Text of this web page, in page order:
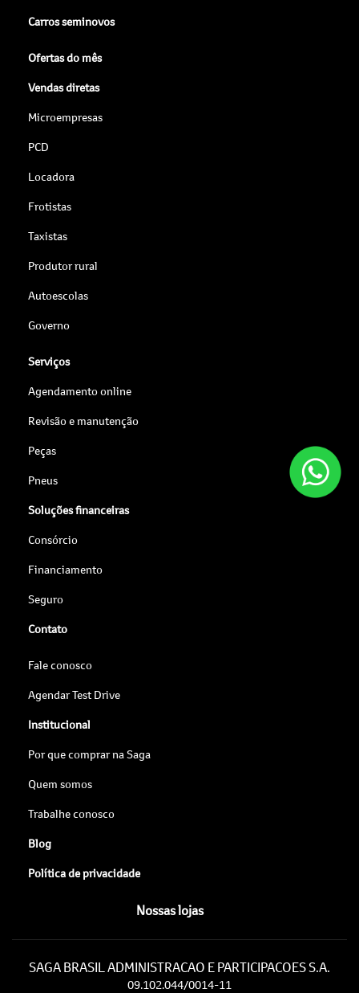
Carros seminovos
Ofertas do mês
Vendas diretas
Microempresas
PCD
Locadora
Frotistas
Taxistas
Produtor rural
Autoescolas
Governo
Serviços
Agendamento online
Revisão e manutenção
Peças
Pneus
Soluções financeiras
Consórcio
Financiamento
Seguro
Contato
Fale conosco
Agendar Test Drive
Institucional
Por que comprar na Saga
Quem somos
Trabalhe conosco
Blog
Política de privacidade
Nossas lojas
SAGA BRASIL ADMINISTRACAO E PARTICIPACOES S.A.
09.102.044/0014-11